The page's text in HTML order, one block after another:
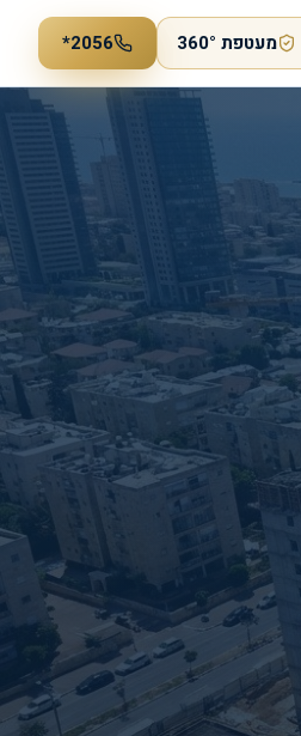
מעטפת 360° *2056